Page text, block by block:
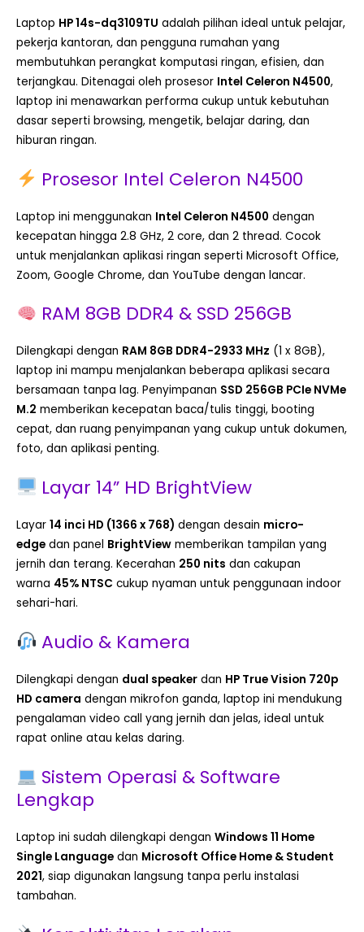
Laptop HP 14s-dq3109TU adalah pilihan ideal untuk pelajar,
pekerja kantoran, dan pengguna rumahan yang
membutuhkan perangkat komputasi ringan, efisien, dan
terjangkau. Ditenagai oleh prosesor Intel Celeron N4500,
laptop ini menawarkan performa cukup untuk kebutuhan
dasar seperti browsing, mengetik, belajar daring, dan
hiburan ringan.
Prosesor Intel Celeron N4500
Laptop ini menggunakan Intel Celeron N4500 dengan
kecepatan hingga 2.8 GHz, 2 core, dan 2 thread. Cocok
untuk menjalankan aplikasi ringan seperti Microsoft Office,
Zoom, Google Chrome, dan YouTube dengan lancar.
RAM 8GB DDR4 & SSD 256GB
Dilengkapi dengan RAM 8GB DDR4-2933 MHz (1 x 8GB),
laptop ini mampu menjalankan beberapa aplikasi secara
bersamaan tanpa lag. Penyimpanan SSD 256GB PCIe NVMe
M.2 memberikan kecepatan baca/tulis tinggi, booting
cepat, dan ruang penyimpanan yang cukup untuk dokumen,
foto, dan aplikasi penting.
Layar 14” HD BrightView
Layar 14 inci HD (1366 x 768) dengan desain micro-
edge dan panel BrightView memberikan tampilan yang
jernih dan terang. Kecerahan 250 nits dan cakupan
warna 45% NTSC cukup nyaman untuk penggunaan indoor
sehari-hari.
Audio & Kamera
Dilengkapi dengan dual speaker dan HP True Vision 720p
HD camera dengan mikrofon ganda, laptop ini mendukung
pengalaman video call yang jernih dan jelas, ideal untuk
rapat online atau kelas daring.
Sistem Operasi & Software
Lengkap
Laptop ini sudah dilengkapi dengan Windows 11 Home
Single Language dan Microsoft Office Home & Student
2021, siap digunakan langsung tanpa perlu instalasi
tambahan.